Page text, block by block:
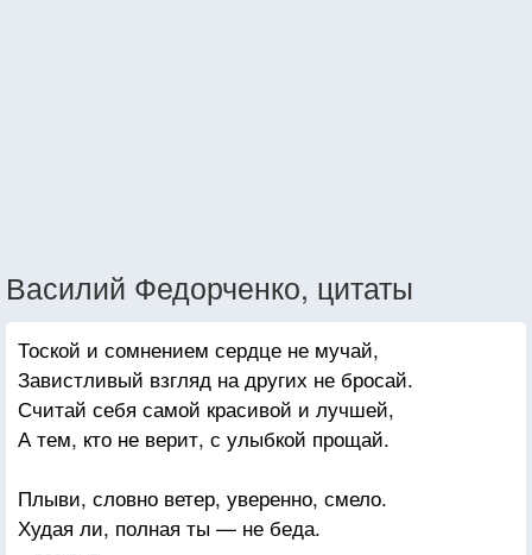
Василий Федорченко, цитаты
Тоской и сомнением сердце не мучай,
Завистливый взгляд на других не бросай.
Считай себя самой красивой и лучшей,
А тем, кто не верит, с улыбкой прощай.
Плыви, словно ветер, уверенно, смело.
Худая ли, полная ты — не беда.